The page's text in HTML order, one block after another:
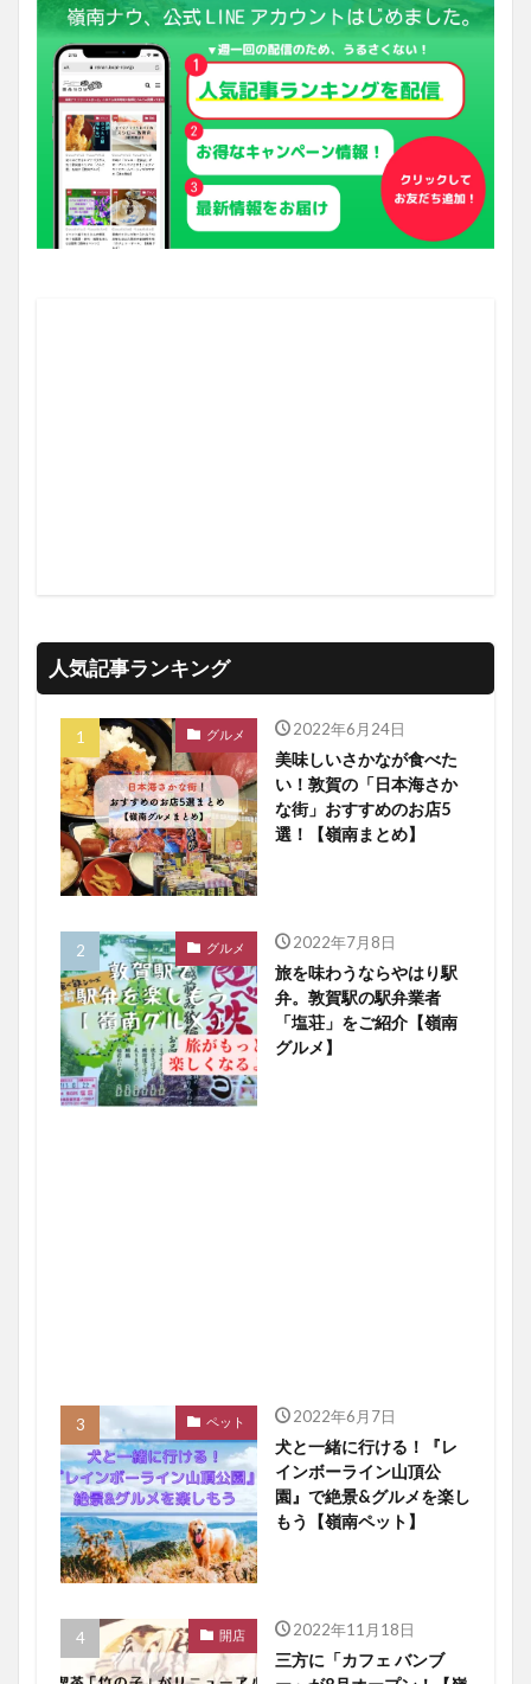
人気記事ランキング
グルメ 2022年6月24日
美味しいさかなが食べた
い！敦賀の「日本海さか
な街」おすすめのお店5
選！【嶺南まとめ】
グルメ 2022年7月8日
旅を味わうならやはり駅
弁。敦賀駅の駅弁業者
「塩荘」をご紹介【嶺南
グルメ】
ペット 2022年6月7日
犬と一緒に行ける！『レ
インボーライン山頂公
園』で絶景&グルメを楽し
もう【嶺南ペット】
開店 2022年11月18日
三方に「カフェ バンブ